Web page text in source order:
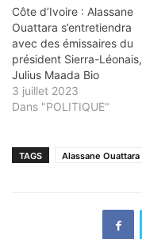
Côte d’Ivoire : Alassane
Ouattara s’entretiendra
avec des émissaires du
président Sierra-Léonais,
Julius Maada Bio
3 juillet 2023
Dans "POLITIQUE"
TAGS Alassane Ouattara